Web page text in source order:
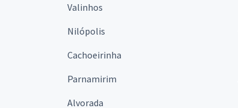
Valinhos
Nilópolis
Cachoeirinha
Parnamirim
Alvorada